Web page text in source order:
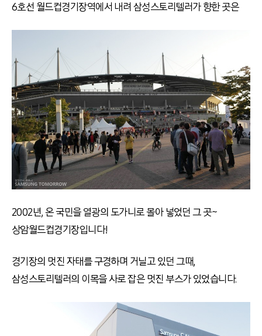
6호선 월드컵경기장역에서 내려 삼성스토리텔러가 향한 곳은
2002년, 온 국민을 열광의 도가니로 몰아 넣었던 그 곳~
상암월드컵경기장입니다!
경기장의 멋진 자태를 구경하며 거닐고 있던 그때,
삼성스토리텔러의 이목을 사로 잡은 멋진 부스가 있었습니다.